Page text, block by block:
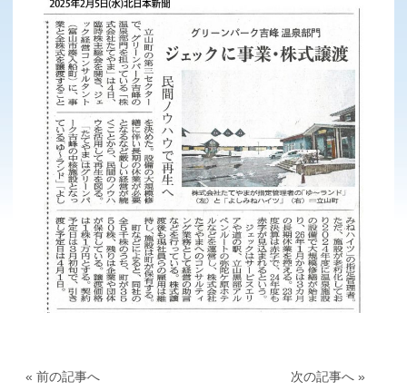
« 前の記事へ 次の記事へ »